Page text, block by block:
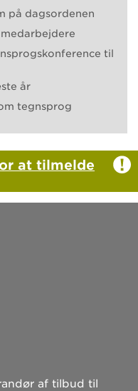
på dagsordenen
til
år
tegnsprog
at tilmelde
af tilbud til